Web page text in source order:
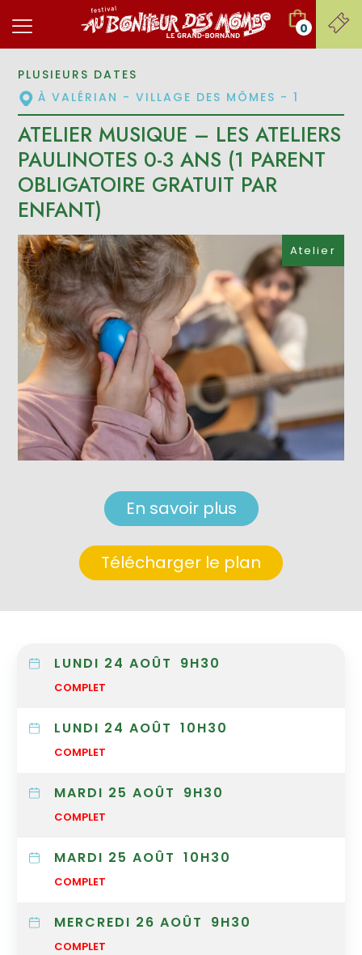
0
Télécharger le plan
En savoir plus
Atelier
PLUSIEURS DATES
À VALÉRIAN - VILLAGE DES MÔMES - 1
ATELIER MUSIQUE – LES ATELIERS
PAULINOTES 0-3 ANS (1 PARENT
OBLIGATOIRE GRATUIT PAR
ENFANT)
LUNDI 24 AOÛT 9H30
COMPLET
LUNDI 24 AOÛT 10H30
COMPLET
MARDI 25 AOÛT 9H30
COMPLET
MARDI 25 AOÛT 10H30
COMPLET
MERCREDI 26 AOÛT 9H30
COMPLET